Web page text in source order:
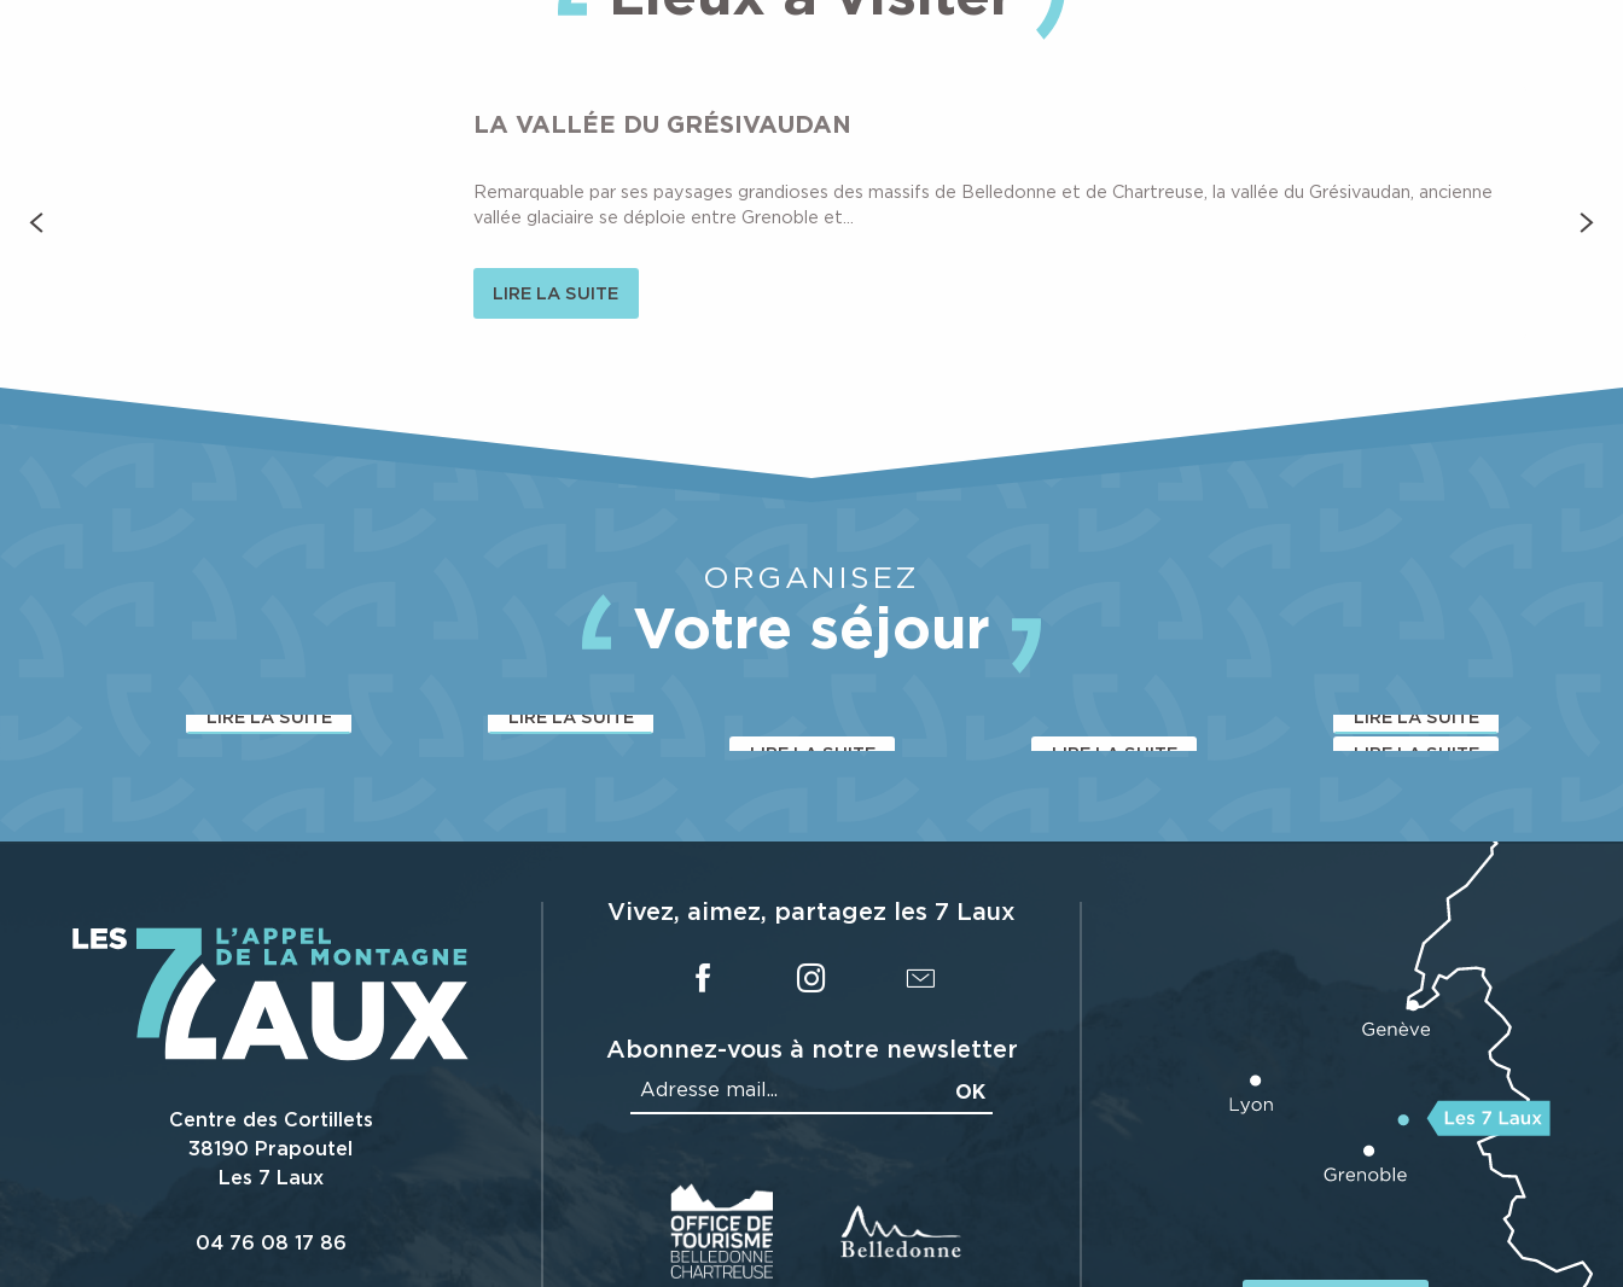
Lac du Crozet
LA VALLÉE DU GRÉSIVAUDAN
Remarquable par ses paysages grandioses des massifs de Belledonne et de Chartreuse, la vallée du Grésivaudan, ancienne
vallée glaciaire se déploie entre Grenoble et...
LIRE LA SUITE
ORGANISEZ
Votre séjour
LIRE LA SUITE
VTT
LIRE LA SUITE LIRE LA SUITE
LIRE LA SUITE
COMMERCES &
LIRE LA SUITE LIRE LA SUITE
Centre des Cortillets
38190 Prapoutel
Les 7 Laux
04 76 08 17 86
Vivez, aimez, partagez les 7 Laux
Abonnez-vous à notre newsletter